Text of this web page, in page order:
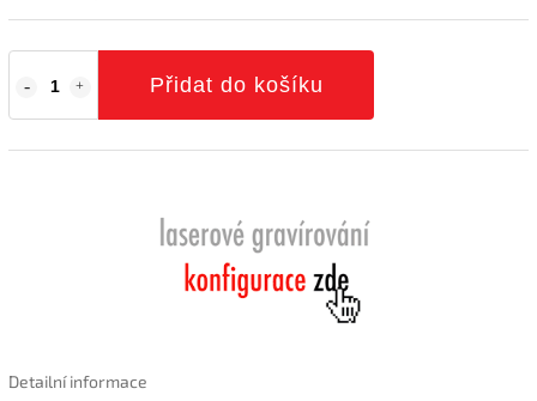
Přidat do košíku
Detailní informace